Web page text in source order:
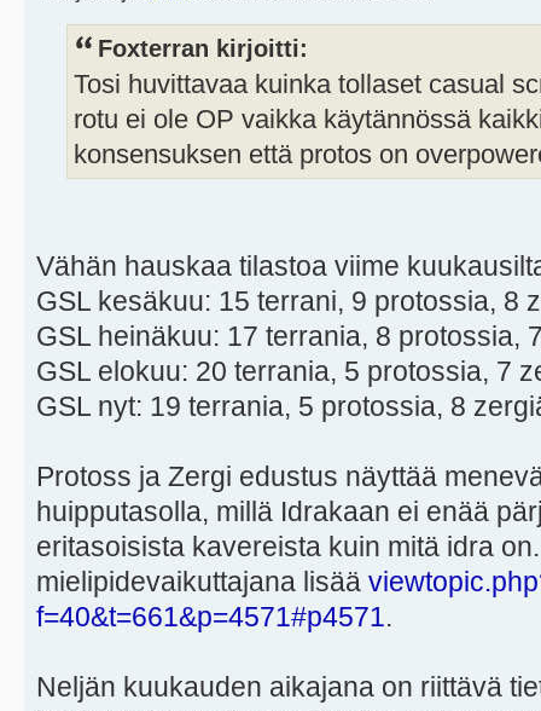
Foxterran kirjoitti:
Tosi huvittavaa kuinka tollaset casual
rotu ei ole OP vaikka käytännössä
konsensuksen että protos on
Vähän hauskaa tilastoa viime
GSL kesäkuu: 15 terrani, 9 protossia, 8
GSL heinäkuu: 17 terrania, 8 protossia,
GSL elokuu: 20 terrania, 5 protossia, 7
GSL nyt: 19 terrania, 5 protossia, 8
Protoss ja Zergi edustus näyttää
huipputasolla, millä Idrakaan ei enää
eritasoisista kavereista kuin mitä idra
mielipidevaikuttajana lisää
f=40&t=661&p=4571#p4571.
Neljän kuukauden aikajana on riittävä